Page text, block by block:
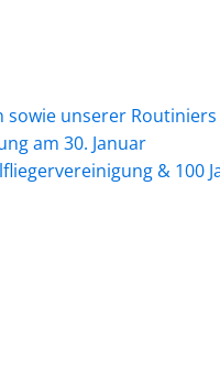
sowie unserer Routiniers
am 30. Januar
& 100